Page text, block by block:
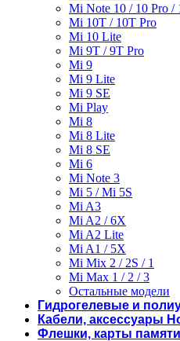
Mi Note 10 / 10 Pro /
Mi 10T / 10T Pro
Mi 10 Lite
Mi 9T / 9T Pro
Mi 9
Mi 9 Lite
Mi 9 SE
Mi Play
Mi 8
Mi 8 Lite
Mi 8 SE
Mi 6
Mi Note 3
Mi 5 / Mi 5S
Mi A3
Mi A2 / 6X
Mi A2 Lite
Mi A1 / 5X
Mi Mix 2 / 2S / 1
Mi Max 1 / 2 / 3
Остальные модели
Гидрогелевые и
Кабели, аксессуары
Флешки, карты памяти